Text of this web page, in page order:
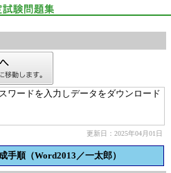
ワードを入力しデータをダウンロード
更新日：2025年04月01日
手順（Word2013／一太郎）